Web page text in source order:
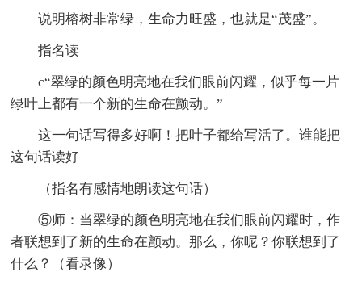
说明榕树非常绿，生命力旺盛，也就是“茂盛”。
指名读
c“翠绿的颜色明亮地在我们眼前闪耀，似乎每一片
绿叶上都有一个新的生命在颤动。”
这一句话写得多好啊！把叶子都给写活了。谁能把
这句话读好
（指名有感情地朗读这句话）
⑤师：当翠绿的颜色明亮地在我们眼前闪耀时，作
者联想到了新的生命在颤动。那么，你呢？你联想到了
什么？（看录像）